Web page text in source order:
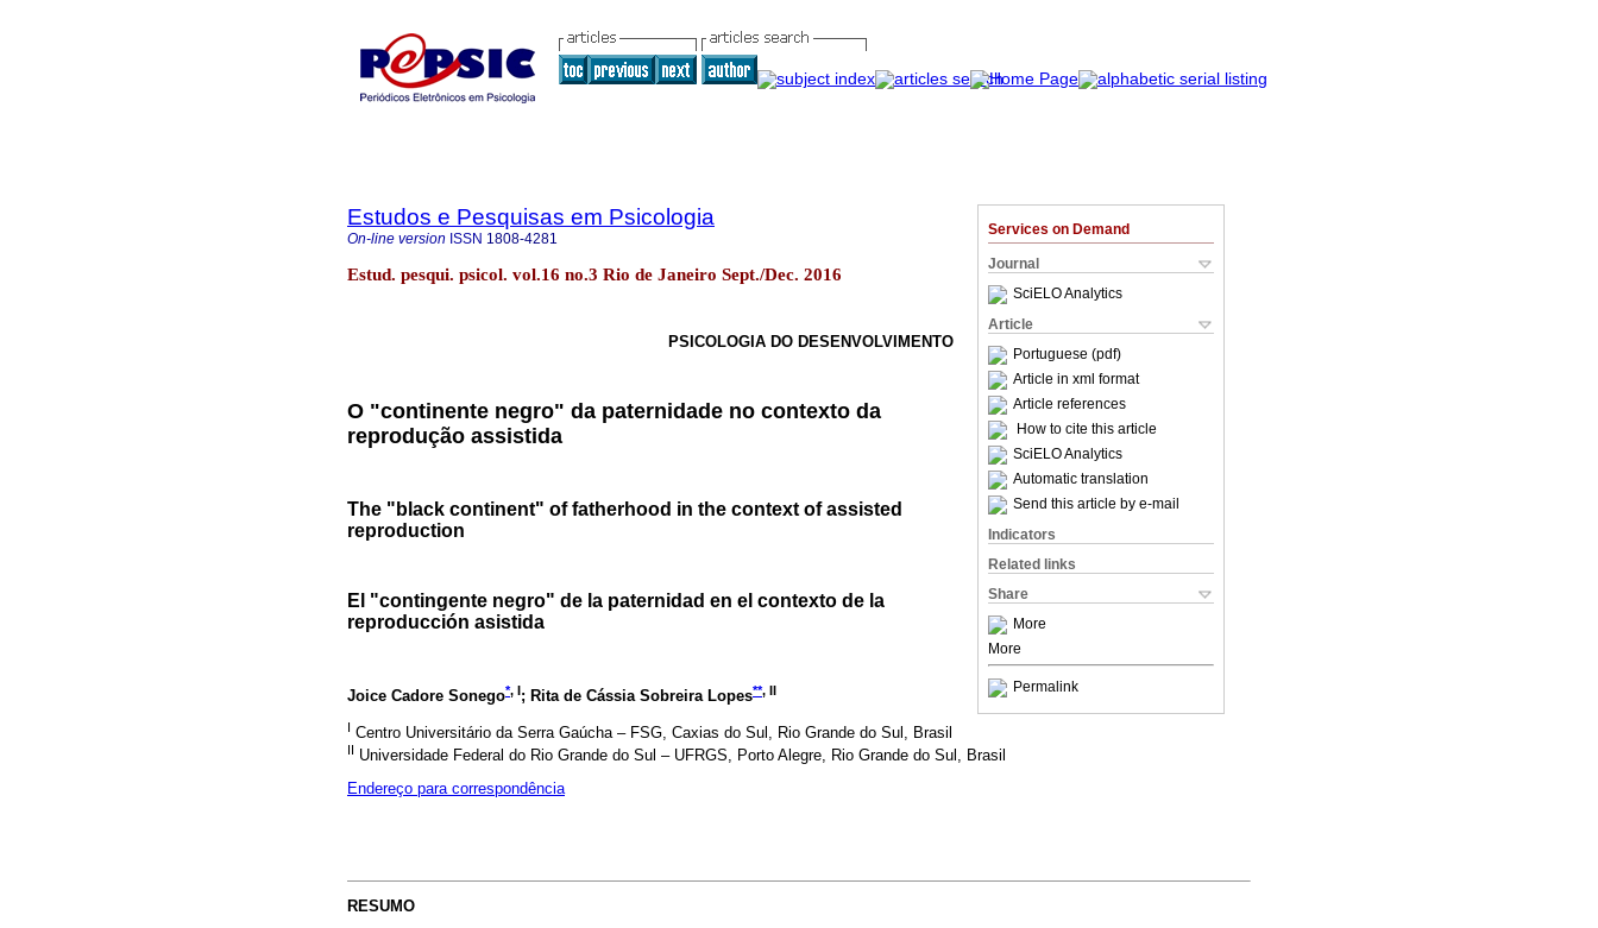
Services on Demand
Journal
SciELO Analytics
Article
Portuguese (pdf)
Article in xml format
Article references
How to cite this article
SciELO Analytics
Automatic translation
Send this article by e-mail
Indicators
Related links
Share
More
More
Permalink
Estudos e Pesquisas em Psicologia
On-line version ISSN 1808-4281
Estud. pesqui. psicol. vol.16 no.3 Rio de Janeiro Sept./Dec. 2016
PSICOLOGIA DO DESENVOLVIMENTO
O "continente negro" da paternidade no contexto da
reprodução assistida
The "black continent" of fatherhood in the context of assisted
reproduction
El "contingente negro" de la paternidad en el contexto de la
reproducción asistida
Joice Cadore Sonego*, I; Rita de Cássia Sobreira Lopes**, II
I Centro Universitário da Serra Gaúcha – FSG, Caxias do Sul, Rio Grande do Sul, Brasil
II Universidade Federal do Rio Grande do Sul – UFRGS, Porto Alegre, Rio Grande do Sul, Brasil
Endereço para correspondência
RESUMO